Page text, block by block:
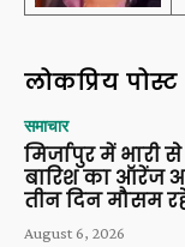
लोकप्रिय पोस्ट
समाचार
मिर्जापुर में भारी
बारिश का ऑरेंज
तीन दिन मौसम
August 6, 2026